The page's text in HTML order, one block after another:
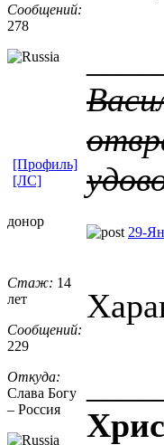
Сообщений:
278
[Профиль]
[ЛС]
донор
Стаж: 14
лет
Сообщений:
229
Откуда:
Слава Богу
– Россия
29-